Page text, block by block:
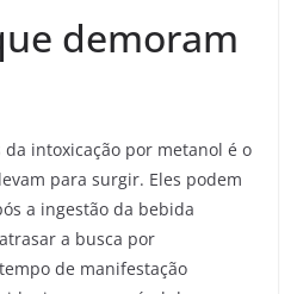
demoram
intoxicação por metanol é o
para surgir. Eles podem
a ingestão da bebida
a busca por
de manifestação